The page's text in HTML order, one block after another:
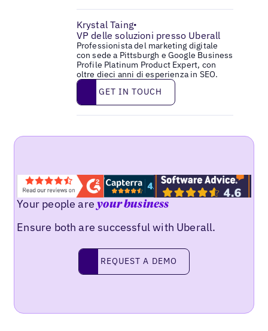
Krystal Taing•
VP delle soluzioni presso Uberall
Professionista del marketing digitale
con sede a Pittsburgh e Google Business
Profile Platinum Product Expert, con
oltre dieci anni di esperienza in SEO.
Get in touch
GET IN TOUCH
Your people areyour business
Ensure both are successful with Uberall.
Request a demo
REQUEST A DEMO